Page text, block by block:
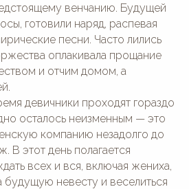
венчанию. Будущей
готовили наряд, распевая
песни. Часто лились
оплакивала прощание
и отчим домом, а
девичники проходят гораздо
осталось неизменным — это
компанию незадолго до
В этот день полагается
всех и вся, включая жениха,
будущую невесту и веселиться